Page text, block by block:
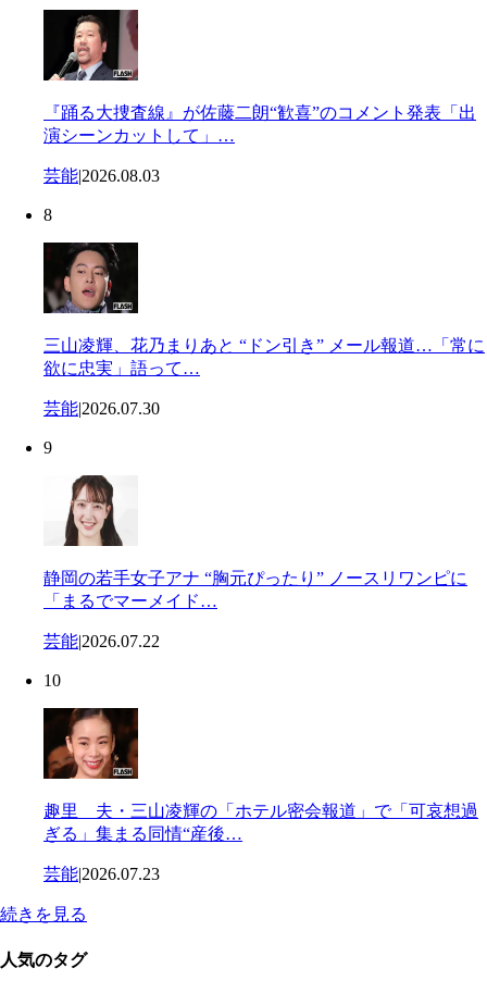
『踊る大捜査線』が佐藤二朗“歓喜”のコメント発表「出
演シーンカットして」…
芸能|2026.08.03
8
三山凌輝、花乃まりあと “ドン引き” メール報道…「常に
欲に忠実」語って…
芸能|2026.07.30
9
静岡の若手女子アナ “胸元ぴったり” ノースリワンピに
「まるでマーメイド…
芸能|2026.07.22
10
趣里 夫・三山凌輝の「ホテル密会報道」で「可哀想過
ぎる」集まる同情“産後…
芸能|2026.07.23
続きを見る
人気のタグ